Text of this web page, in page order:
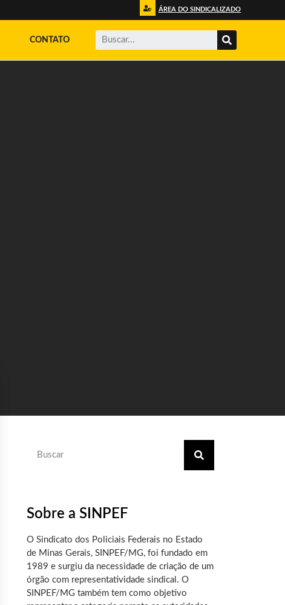
ÁREA DO SINDICALIZADO
CONTATO
Sobre a SINPEF
O Sindicato dos Policiais Federais no Estado
de Minas Gerais, SINPEF/MG, foi fundado em
1989 e surgiu da necessidade de criação de um
órgão com representatividade sindical. O
SINPEF/MG também tem como objetivo